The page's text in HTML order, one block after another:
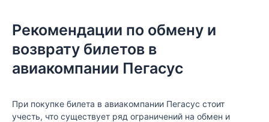
Рекомендации по обмену и
возврату билетов в
авиакомпании Пегасус
При покупке билета в авиакомпании Пегасус стоит
учесть, что существует ряд ограничений на обмен и